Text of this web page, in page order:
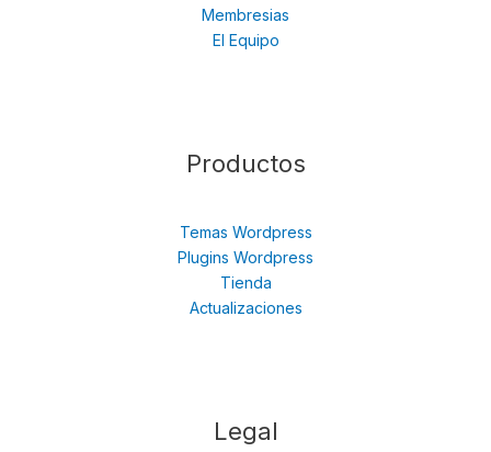
Membresias
El Equipo
Productos
Temas Wordpress
Plugins Wordpress
Tienda
Actualizaciones
Legal